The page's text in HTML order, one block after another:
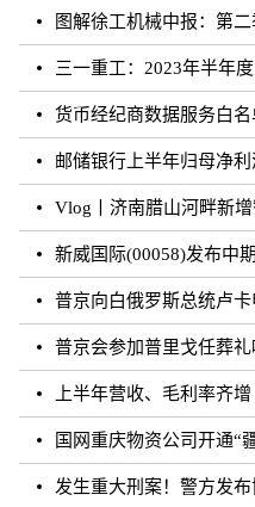
图解徐工机械中报：第二
三一重工：2023年半年度净
货币经纪商数据服务白名单
邮储银行上半年归母净利润同
Vlog丨济南腊山河畔新增
新威国际(00058)发布中期业绩，股东
普京向白俄罗斯总统卢
普京会参加普里戈任葬
上半年营收、毛利率齐增 揭
国网重庆物资公司开通“
发生重大刑案！警方发